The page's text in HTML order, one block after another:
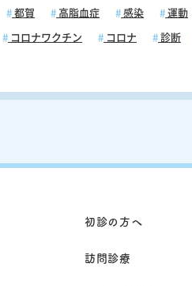
都賀 高脂血症 感染 運動
コロナワクチン コロナ 診断
初診の方へ
訪問診療